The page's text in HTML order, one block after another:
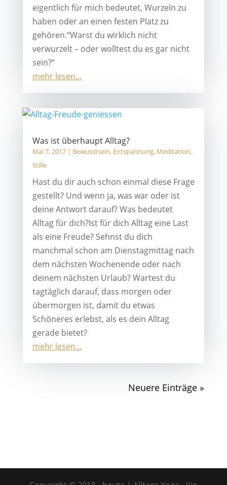
eigentlich für mich bedeutet, Wurzeln zu
haben oder an einen festen Platz zu
gehören.“Warst du wirklich nicht
verwurzelt – oder wolltest du es gar nicht
sein?“
mehr lesen...
Was ist überhaupt Alltag?
Mai 7, 2017| Bewusstsein, Entspannung, Meditation,
Stille
Hast du dir auch schon einmal diese Frage
gestellt? Und wenn ja, was war oder ist
deine Antwort darauf? Was bedeutet
Alltag für dich?Ist für dich Alltag eine Last
als eine Freude? Sehnst du dich
manchmal schon am Dienstagmittag nach
dem nächsten Wochenende oder nach
deinem nächsten Urlaub? Wartest du
tagtäglich darauf, dass morgen oder
übermorgen ist, damit du etwas
Schöneres erlebst, als es dein Alltag
gerade bietet?
mehr lesen...
Neuere Einträge »